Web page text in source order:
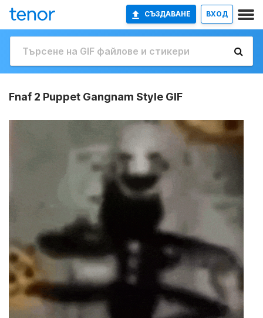
СЪЗДАВАНЕ ВХОД
Fnaf 2 Puppet Gangnam Style GIF